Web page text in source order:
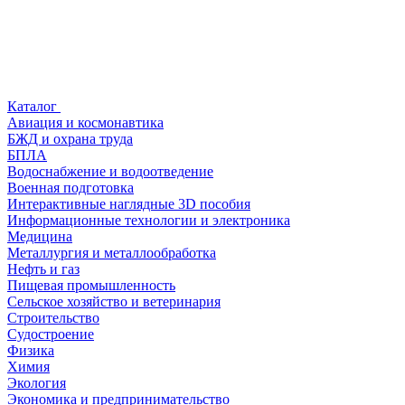
Каталог
Авиация и космонавтика
БЖД и охрана труда
БПЛА
Водоснабжение и водоотведение
Военная подготовка
Интерактивные наглядные 3D пособия
Информационные технологии и электроника
Медицина
Металлургия и металлообработка
Нефть и газ
Пищевая промышленность
Сельское хозяйство и ветеринария
Строительство
Судостроение
Физика
Химия
Экология
Экономика и предпринимательство